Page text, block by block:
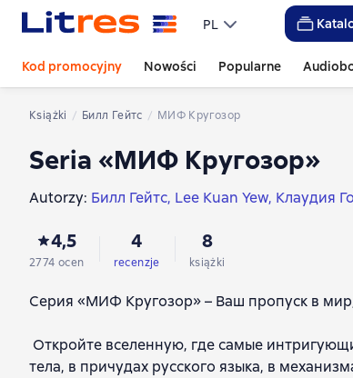
PL
Kod promocyjny Nowości Popularne
Książki Билл Гейтс МИФ Кругозор
Seria «МИФ Кругозор»
Autorzy: Билл Гейтс Lee Kuan Yew Клаудия
Amir Levine
Rachel Heller Дженнифер
Сергей Антонов
4,5
2774 ocen
4
recenzje
8
książki
Серия «МИФ Кругозор» – Ваш пропуск в мир,
Откройте вселенную, где самые
тела, в причудах русского языка, в